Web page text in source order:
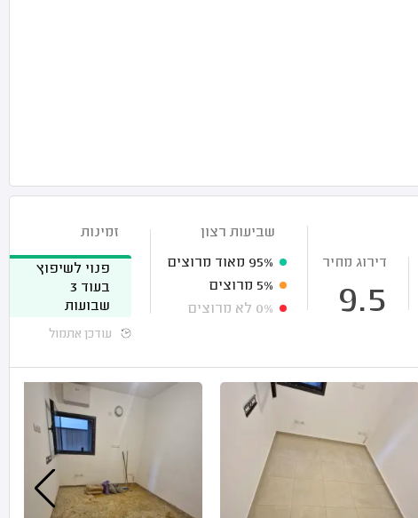
דירוג מחיר
9.5
שביעות רצון
95% מאוד מרוצים
5% מרוצים
0% לא מרוצים
זמינות
פנוי לשיפוץ
בעוד 3
שבועות
עודכן אתמול